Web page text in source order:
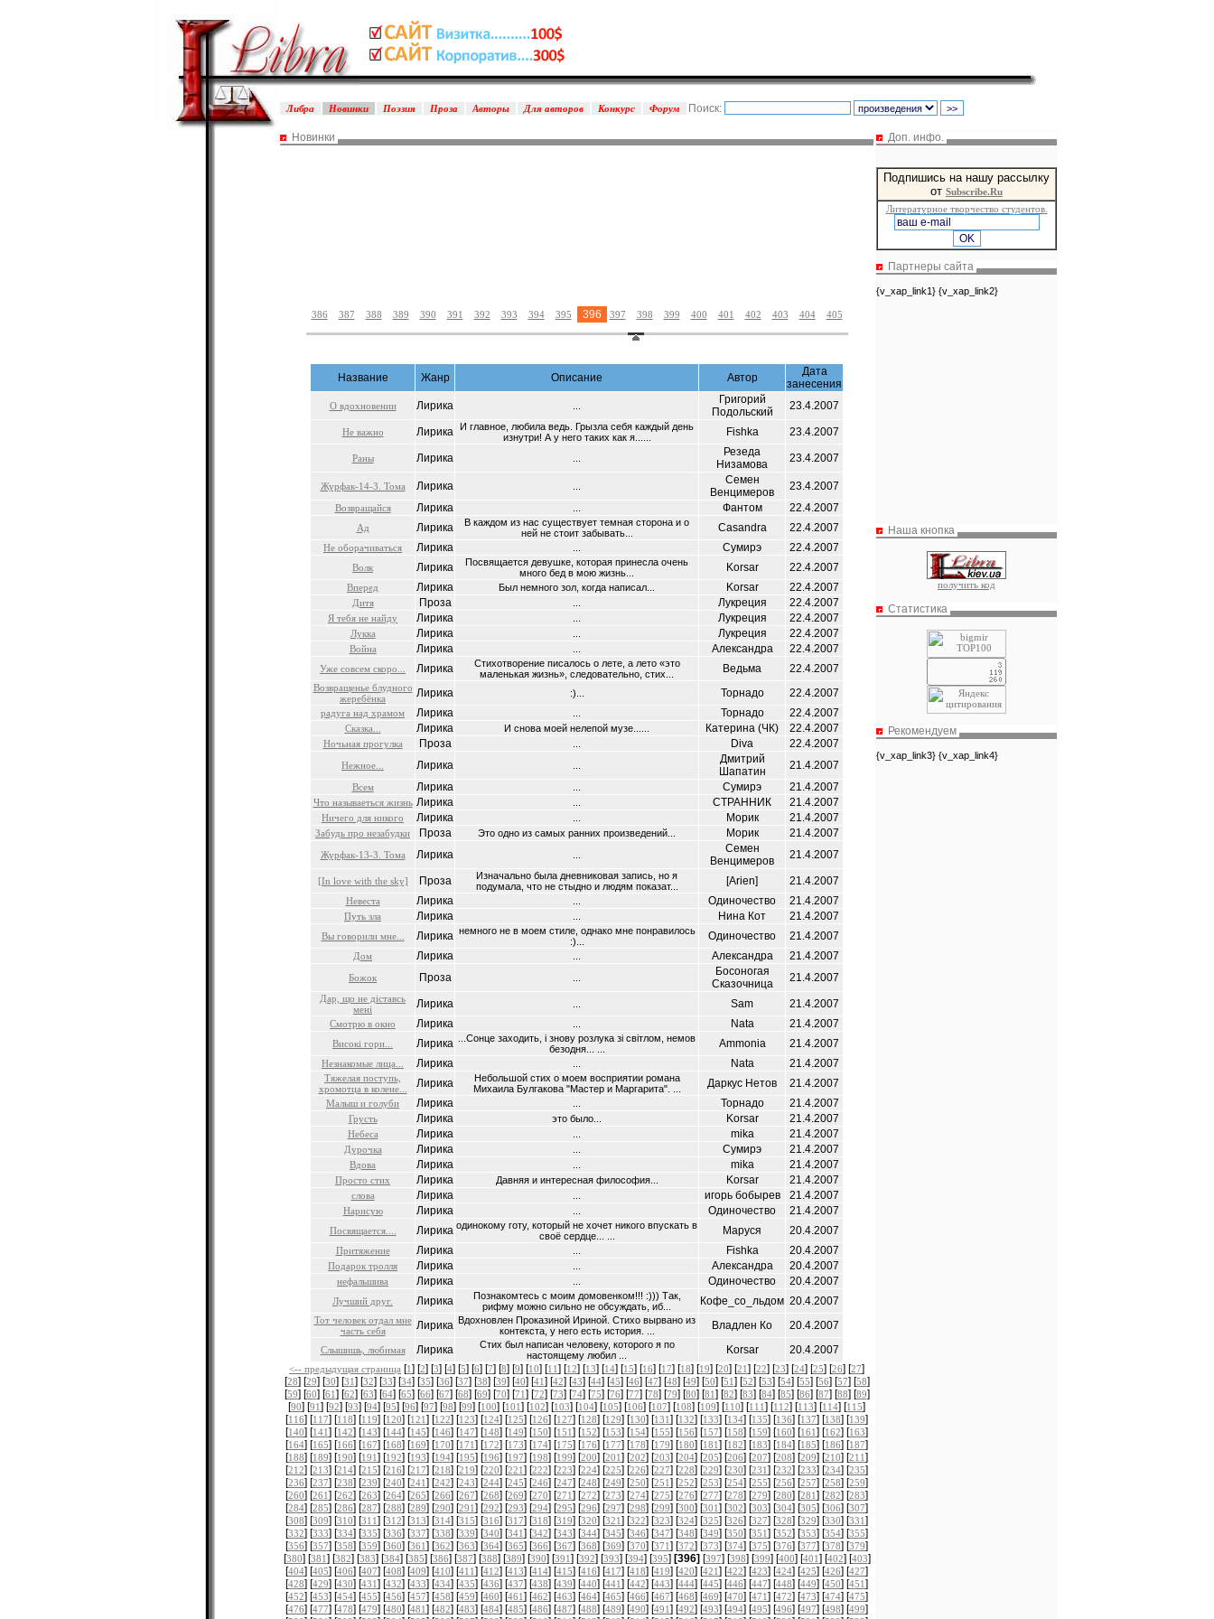
Поиск:
Либра Новинки Поэзия Проза Авторы Для авторов Конкурс Форум
Новинки
386 387 388 389 390 391 392 393 394 395 396 397 398 399 400 401 402 403 404 405
Название Жанр Описание Автор
Дата
занесения
О вдохновении Лирика
Григорий
Подольский
23.4.2007
Не важно Лирика
И главное, любила ведь. Грызла себя каждый день
изнутри! А у него таких как я......
Fishka 23.4.2007
Раны Лирика
Резеда
Низамова
23.4.2007
Журфак-14-3. Тома Лирика
Семен
Венцимеров
23.4.2007
Возвращайся Лирика Фантом 22.4.2007
Ад Лирика
В каждом из нас существует темная сторона и о
ней не стоит забывать...
Casandra 22.4.2007
Не оборачиваться Лирика Сумирэ 22.4.2007
Волк Лирика
Посвящается девушке, которая принесла очень
много бед в мою жизнь...
Korsar 22.4.2007
Вперед Лирика Был немного зол, когда написал... Korsar 22.4.2007
Дитя Проза Лукреция 22.4.2007
Я тебя не найду Лирика Лукреция 22.4.2007
Лукка Лирика Лукреция 22.4.2007
Война Лирика Александра 22.4.2007
Уже совсем скоро... Лирика
Стихотворение писалось о лете, а лето «это
маленькая жизнь», следовательно, стих...
Ведьма 22.4.2007
Возвращенье блудного
жеребёнка
Лирика :)... Торнадо 22.4.2007
радуга над храмом Лирика Торнадо 22.4.2007
Сказка... Лирика И снова моей нелепой музе...... Катерина (ЧК) 22.4.2007
Ночьная прогулка Проза Diva 22.4.2007
Нежное... Лирика
Дмитрий
Шапатин
21.4.2007
Всем Лирика Сумирэ 21.4.2007
Что называеться жизнь Лирика СТРАННИК 21.4.2007
Ничего для никого Лирика Морик 21.4.2007
Забудь про незабудки Проза Это одно из самых ранних произведений... Морик 21.4.2007
Журфак-13-3. Тома Лирика
Семен
Венцимеров
21.4.2007
[In love with the sky] Проза
Изначально была дневниковая запись, но я
подумала, что не стыдно и людям показат...
[Arien] 21.4.2007
Невеста Лирика Одиночество 21.4.2007
Путь зла Лирика Нина Кот 21.4.2007
Вы говорили мне... Лирика немного не в моем стиле, однако мне понравилось
:)...
Одиночество 21.4.2007
Дом Лирика Александра 21.4.2007
Божок Проза
Босоногая
Сказочница
21.4.2007
Дар, що не діставсь
мені
Лирика Sam 21.4.2007
Смотрю в окно Лирика Nata 21.4.2007
Високі гори... Лирика
...Сонце заходить, і знову розлука зі світлом, немов
безодня... ...
Ammonia 21.4.2007
Незнакомые лица... Лирика Nata 21.4.2007
Тяжелая поступь,
хромотца в колене...
Лирика
Небольшой стих о моем восприятии романа
Михаила Булгакова "Мастер и Маргарита". ...
Даркус Нетов 21.4.2007
Малыш и голуби Лирика Торнадо 21.4.2007
Грусть Лирика это было... Korsar 21.4.2007
Небеса Лирика mika 21.4.2007
Дурочка Лирика Сумирэ 21.4.2007
Вдова Лирика mika 21.4.2007
Просто стих Лирика Давняя и интересная философия... Korsar 21.4.2007
слова Лирика игорь бобырев 21.4.2007
Нарисую Лирика Одиночество 21.4.2007
Посвящается.... Лирика одинокому готу, который не хочет никого впускать в
своё сердце... ...
Маруся 20.4.2007
Притяжение Лирика Fishka 20.4.2007
Подарок тролля Лирика Александра 20.4.2007
нефальшива Лирика Одиночество 20.4.2007
Лучший друг. Лирика
Познакомтесь с моим домовенком!!! :))) Так,
рифму можно сильно не обсуждать, иб...
Кофе_со_льдом 20.4.2007
Тот человек отдал мне
часть себя
Лирика Вдохновлен Проказиной Ириной. Стихо вырвано из
контекста, у него есть история. ...
Владлен Ко 20.4.2007
Слышишь, любимая Лирика
Стих был написан человеку, которого я по
настоящему любил ...
Korsar 20.4.2007
<-- предыдущая страница [1] [2] [3] [4] [5] [6] [7] [8] [9] [10] [11] [12] [13] [14] [15] [16] [17] [18] [19] [20] [21] [22] [23] [24] [25] [26] [27]
[28] [29] [30] [31] [32] [33] [34] [35] [36] [37] [38] [39] [40] [41] [42] [43] [44] [45] [46] [47] [48] [49] [50] [51] [52] [53] [54] [55] [56] [57] [58]
[59] [60] [61] [62] [63] [64] [65] [66] [67] [68] [69] [70] [71] [72] [73] [74] [75] [76] [77] [78] [79] [80] [81] [82] [83] [84] [85] [86] [87] [88] [89]
[90] [91] [92] [93] [94] [95] [96] [97] [98] [99] [100] [101] [102] [103] [104] [105] [106] [107] [108] [109] [110] [111] [112] [113] [114] [115]
[116] [117] [118] [119] [120] [121] [122] [123] [124] [125] [126] [127] [128] [129] [130] [131] [132] [133] [134] [135] [136] [137] [138] [139]
[140] [141] [142] [143] [144] [145] [146] [147] [148] [149] [150] [151] [152] [153] [154] [155] [156] [157] [158] [159] [160] [161] [162] [163]
[164] [165] [166] [167] [168] [169] [170] [171] [172] [173] [174] [175] [176] [177] [178] [179] [180] [181] [182] [183] [184] [185] [186] [187]
[188] [189] [190] [191] [192] [193] [194] [195] [196] [197] [198] [199] [200] [201] [202] [203] [204] [205] [206] [207] [208] [209] [210] [211]
[212] [213] [214] [215] [216] [217] [218] [219] [220] [221] [222] [223] [224] [225] [226] [227] [228] [229] [230] [231] [232] [233] [234] [235]
[236] [237] [238] [239] [240] [241] [242] [243] [244] [245] [246] [247] [248] [249] [250] [251] [252] [253] [254] [255] [256] [257] [258] [259]
[260] [261] [262] [263] [264] [265] [266] [267] [268] [269] [270] [271] [272] [273] [274] [275] [276] [277] [278] [279] [280] [281] [282] [283]
[284] [285] [286] [287] [288] [289] [290] [291] [292] [293] [294] [295] [296] [297] [298] [299] [300] [301] [302] [303] [304] [305] [306] [307]
[308] [309] [310] [311] [312] [313] [314] [315] [316] [317] [318] [319] [320] [321] [322] [323] [324] [325] [326] [327] [328] [329] [330] [331]
[332] [333] [334] [335] [336] [337] [338] [339] [340] [341] [342] [343] [344] [345] [346] [347] [348] [349] [350] [351] [352] [353] [354] [355]
[356] [357] [358] [359] [360] [361] [362] [363] [364] [365] [366] [367] [368] [369] [370] [371] [372] [373] [374] [375] [376] [377] [378] [379]
[380] [381] [382] [383] [384] [385] [386] [387] [388] [389] [390] [391] [392] [393] [394] [395] [396] [397] [398] [399] [400] [401] [402] [403]
[404] [405] [406] [407] [408] [409] [410] [411] [412] [413] [414] [415] [416] [417] [418] [419] [420] [421] [422] [423] [424] [425] [426] [427]
[428] [429] [430] [431] [432] [433] [434] [435] [436] [437] [438] [439] [440] [441] [442] [443] [444] [445] [446] [447] [448] [449] [450] [451]
[452] [453] [454] [455] [456] [457] [458] [459] [460] [461] [462] [463] [464] [465] [466] [467] [468] [469] [470] [471] [472] [473] [474] [475]
[476] [477] [478] [479] [480] [481] [482] [483] [484] [485] [486] [487] [488] [489] [490] [491] [492] [493] [494] [495] [496] [497] [498] [499]
Доп. инфо.
Подпишись на нашу рассылку
от Subscribe.Ru
Литературное творчество студентов.
Партнеры сайта
{v_xap_link1} {v_xap_link2}
Наша кнопка
получить код
Статистика
Рекомендуем
{v_xap_link3} {v_xap_link4}